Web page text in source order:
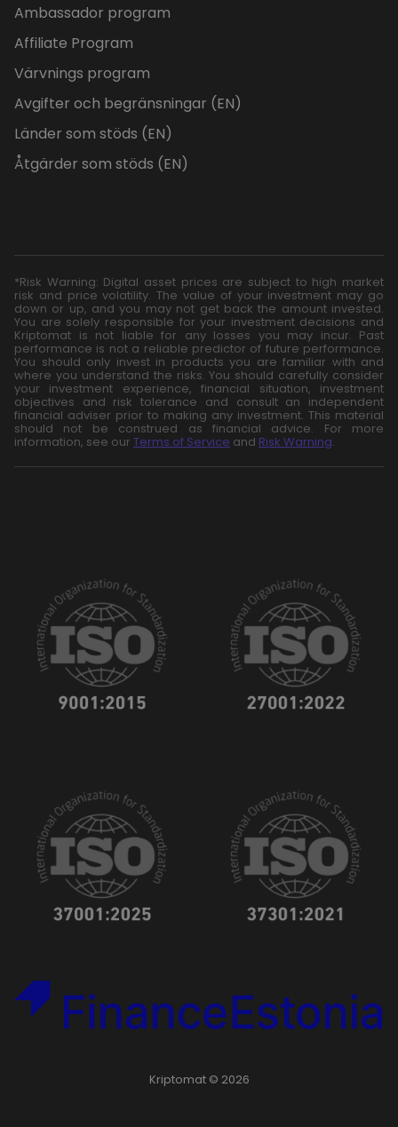
Ambassador program
Affiliate Program
Värvnings program
Avgifter och begränsningar (EN)
Länder som stöds (EN)
Åtgärder som stöds (EN)
*Risk Warning: Digital asset prices are subject to high market
risk and price volatility. The value of your investment may go
down or up, and you may not get back the amount invested.
You are solely responsible for your investment decisions and
Kriptomat is not liable for any losses you may incur. Past
performance is not a reliable predictor of future performance.
You should only invest in products you are familiar with and
where you understand the risks. You should carefully consider
your investment experience, financial situation, investment
objectives and risk tolerance and consult an independent
financial adviser prior to making any investment. This material
should not be construed as financial advice. For more
information, see our Terms of Service and Risk Warning.
Kriptomat © 2026